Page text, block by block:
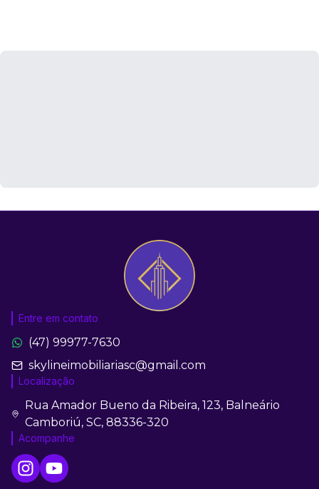
Entre em contato
(47) 99977-7630
skylineimobiliariasc@gmail.com
Localização
Rua Amador Bueno da Ribeira, 123, Balneário
Camboriú, SC, 88336-320
Acompanhe